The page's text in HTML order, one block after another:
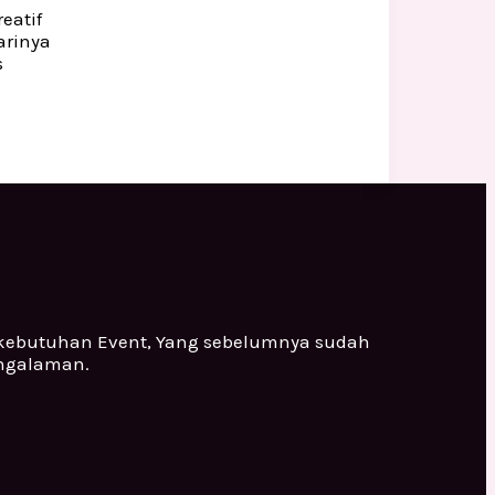
Event, Yang sebelumnya sudah